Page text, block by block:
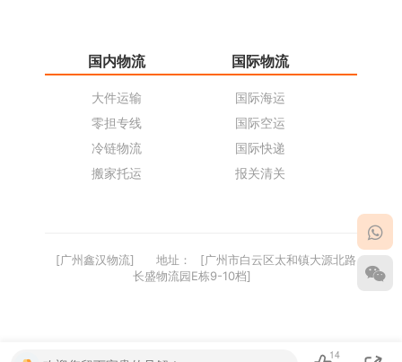
国内物流
大件运输
零担专线
冷链物流
搬家托运
国际物流
国际海运
国际空运
国际快递
报关清关
[广州鑫汉物流] 地址：
[广州市白云区太和镇大源北路
长盛物流园E栋9-10档]
14